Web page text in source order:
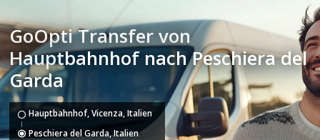
GoOpti Transfer von
Hauptbahnhof nach Peschiera del
Garda
Hauptbahnhof, Vicenza, Italien
Peschiera del Garda, Italien